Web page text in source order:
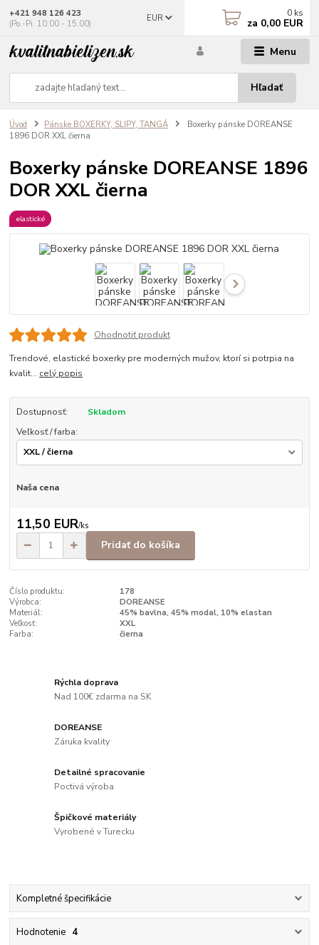
Menu
EUR
Hľadať
+421 948 126 423
(Po.-Pi. 10.00 - 15.00)
0 ks
za 0,00 EUR
Úvod Pánske BOXERKY, SLIPY, TANGÁ
Boxerky pánske DOREANSE
1896 DOR XXL čierna
Boxerky pánske DOREANSE 1896
DOR XXL čierna
elastické
Ohodnotiť produkt
Trendové, elastické boxerky pre moderných mužov, ktorí si potrpia na
kvalit... celý popis
Dostupnosť:
Skladom
Veľkosť / farba:
Naša cena
11,50 EUR/ks
Pridať do košíka
Číslo produktu:
178
Výrobca:
DOREANSE
Materiál:
45% bavlna, 45% modal, 10% elastan
Veľkosť:
XXL
Farba:
čierna
Rýchla doprava
Nad 100€ zdarma na SK
DOREANSE
Záruka kvality
Detailné spracovanie
Poctivá výroba
Špičkové materiály
Vyrobené v Turecku
Kompletné špecifikácie
Hodnotenie 4